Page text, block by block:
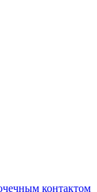
контактом